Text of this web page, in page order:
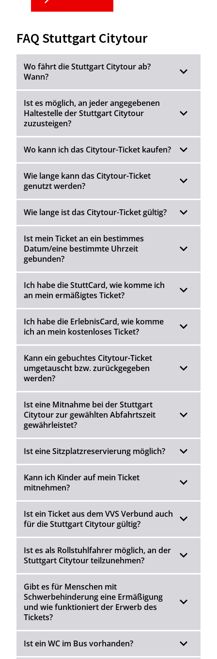
FAQ Stuttgart Citytour
Wo fährt die Stuttgart Citytour ab?
Wann?
Ist es möglich, an jeder angegebenen
Haltestelle der Stuttgart Citytour
zuzusteigen?
Wo kann ich das Citytour-Ticket kaufen?
Wie lange kann das Citytour-Ticket
genutzt werden?
Wie lange ist das Citytour-Ticket gültig?
Ist mein Ticket an ein bestimmes
Datum/eine bestimmte Uhrzeit
gebunden?
Ich habe die StuttCard, wie komme ich
an mein ermäßigtes Ticket?
Ich habe die ErlebnisCard, wie komme
ich an mein kostenloses Ticket?
Kann ein gebuchtes Citytour-Ticket
umgetauscht bzw. zurückgegeben
werden?
Ist eine Mitnahme bei der Stuttgart
Citytour zur gewählten Abfahrtszeit
gewährleistet?
Ist eine Sitzplatzreservierung möglich?
Kann ich Kinder auf mein Ticket
mitnehmen?
Ist ein Ticket aus dem VVS Verbund auch
für die Stuttgart Citytour gültig?
Ist es als Rollstuhlfahrer möglich, an der
Stuttgart Citytour teilzunehmen?
Gibt es für Menschen mit
Schwerbehinderung eine Ermäßigung
und wie funktioniert der Erwerb des
Tickets?
Ist ein WC im Bus vorhanden?